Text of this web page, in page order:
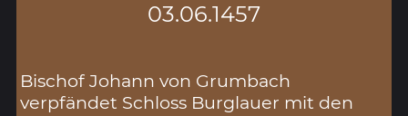
03.06.1457
Bischof Johann von Grumbach
verpfändet Schloss Burglauer mit den